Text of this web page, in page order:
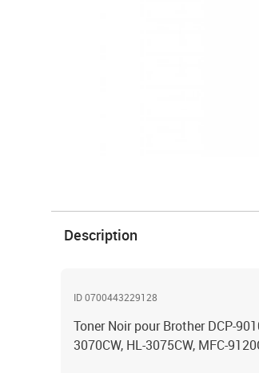
Description
ID 0700443229128
Toner Noir pour Brother DCP-
3070CW, HL-3075CW, MFC-